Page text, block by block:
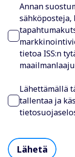
Annan
tietoa ISS:n
Lähettämällä
tallentaa ja